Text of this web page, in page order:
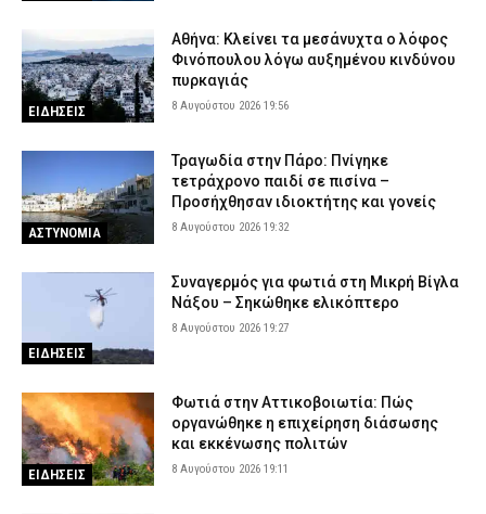
ΕΙΔΗΣΕΙΣ
Αθήνα: Κλείνει τα μεσάνυχτα ο λόφος
Φινόπουλου λόγω αυξημένου κινδύνου
πυρκαγιάς
8 Αυγούστου 2026 19:56
ΑΣΤΥΝΟΜΙΑ
Τραγωδία στην Πάρο: Πνίγηκε
τετράχρονο παιδί σε πισίνα –
Προσήχθησαν ιδιοκτήτης και γονείς
8 Αυγούστου 2026 19:32
ΕΙΔΗΣΕΙΣ
Συναγερμός για φωτιά στη Μικρή Βίγλα
Νάξου – Σηκώθηκε ελικόπτερο
8 Αυγούστου 2026 19:27
ΕΙΔΗΣΕΙΣ
Φωτιά στην Αττικοβοιωτία: Πώς
οργανώθηκε η επιχείρηση διάσωσης
και εκκένωσης πολιτών
8 Αυγούστου 2026 19:11